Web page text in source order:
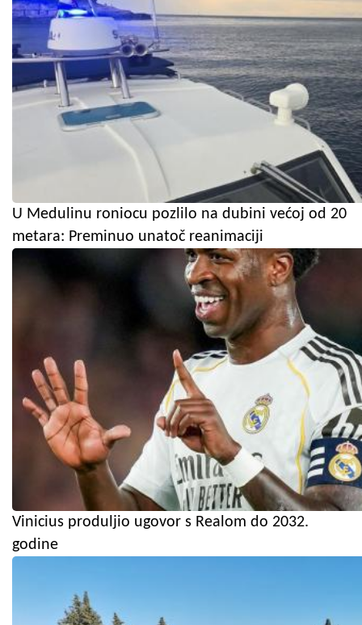
U Medulinu roniocu pozlilo na dubini većoj od 20
metara: Preminuo unatoč reanimaciji
Vinicius produljio ugovor s Realom do 2032.
godine